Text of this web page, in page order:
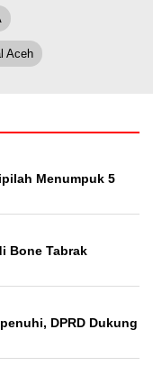
Aceh
Menumpuk 5
Bone Tabrak
DPRD Dukung